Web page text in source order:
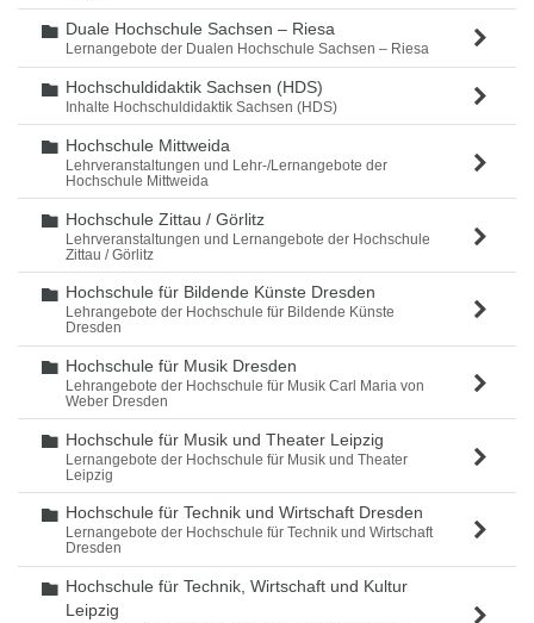
Ordner
Duale Hochschule Sachsen – Riesa
Lernangebote der Dualen Hochschule Sachsen – Riesa
Ordner
Hochschuldidaktik Sachsen (HDS)
Inhalte Hochschuldidaktik Sachsen (HDS)
Ordner
Hochschule Mittweida
Lehrveranstaltungen und Lehr-/Lernangebote der
Hochschule Mittweida
Ordner
Hochschule Zittau / Görlitz
Lehrveranstaltungen und Lernangebote der Hochschule
Zittau / Görlitz
Ordner
Hochschule für Bildende Künste Dresden
Lehrangebote der Hochschule für Bildende Künste
Dresden
Ordner
Hochschule für Musik Dresden
Lehrangebote der Hochschule für Musik Carl Maria von
Weber Dresden
Ordner
Hochschule für Musik und Theater Leipzig
Lernangebote der Hochschule für Musik und Theater
Leipzig
Ordner
Hochschule für Technik und Wirtschaft Dresden
Lernangebote der Hochschule für Technik und Wirtschaft
Dresden
Ordner
Hochschule für Technik, Wirtschaft und Kultur
Leipzig